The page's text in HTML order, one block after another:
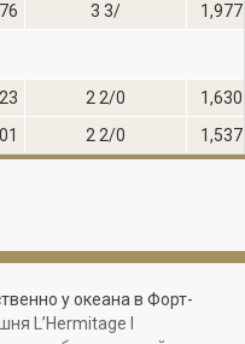
3 3/ 1,977
2 2/0
1,630
2 2/0 1,537
у океана в Форт-
L’Hermitage I